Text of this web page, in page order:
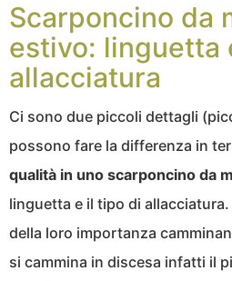
Scarponcino da
estivo: linguetta
allacciatura
Ci sono due piccoli dettagli
possono fare la differenza in
qualità in uno scarponcino da
linguetta e il tipo di
della loro importanza
si cammina in discesa infatti il